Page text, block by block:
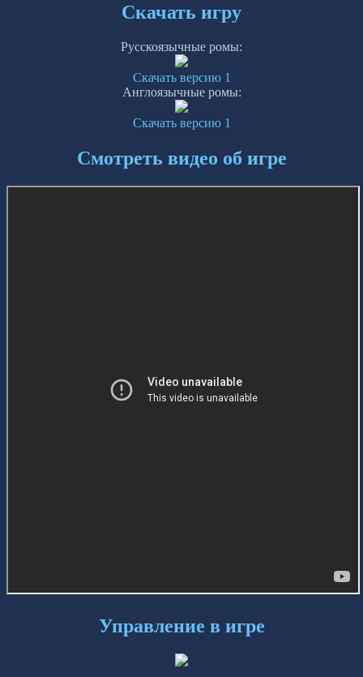
Скачать игру
Русскоязычные ромы:
Скачать версию 1
Англоязычные ромы:
Скачать версию 1
Смотреть видео об игре
Управление в игре